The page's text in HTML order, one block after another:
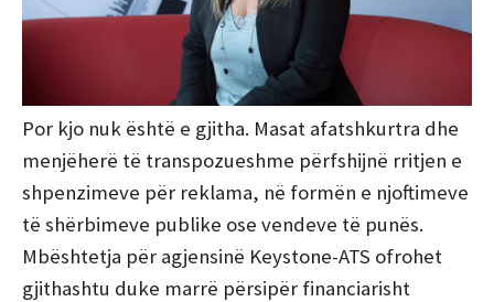
Por kjo nuk është e gjitha. Masat afatshkurtra dhe
menjëherë të transpozueshme përfshijnë rritjen e
shpenzimeve për reklama, në formën e njoftimeve
të shërbimeve publike ose vendeve të punës.
Mbështetja për agjensinë Keystone-ATS ofrohet
gjithashtu duke marrë përsipër financiarisht